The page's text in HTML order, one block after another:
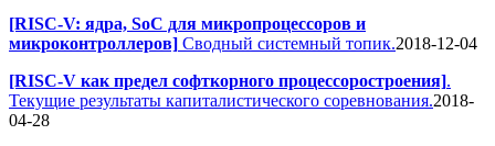
[RISC-V: ядра, SoC для микропроцессоров и
микроконтроллеров] Сводный системный топик.2018-12-04
[RISC-V как предел софткорного процессоростроения].
Текущие результаты капиталистического соревнования.2018-
04-28